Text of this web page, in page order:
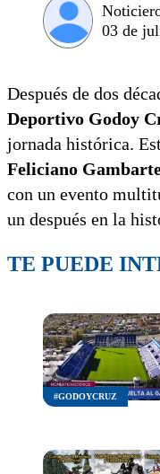
03 de
Después de dos
Deportivo Godoy
jornada histórica.
Feliciano
con un evento
un después en la
TE PUEDE
#GODOYCRUZ